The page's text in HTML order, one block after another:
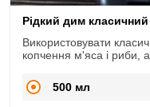
Рідкий дим класичний
Використовувати
копчення м'яса і риби,
рибних маринадів,
500 мл